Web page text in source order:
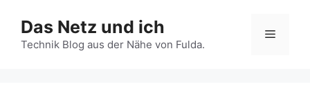
Inhalt
springen
Das Netz und ich
Technik Blog aus der Nähe von Fulda.
Menü